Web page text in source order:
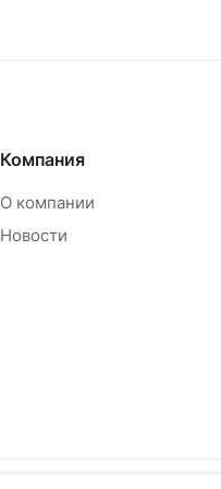
Компания
О компании
Новости